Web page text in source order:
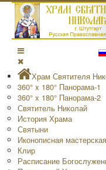
Храм Святителя
360° x 180° Панорама-1
360° x 180° Панорама-2
Святитель Николай
История Храма
Святыни
Иконописная мастерская
Клир
Расписание